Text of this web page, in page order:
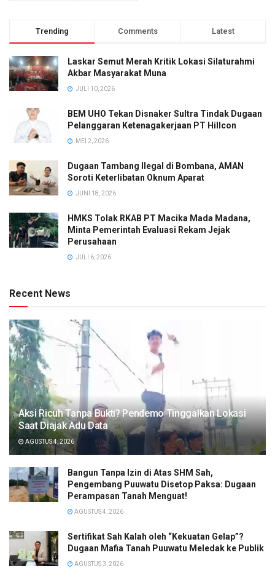
Trending Comments Latest
Laskar Semut Merah Kritik Lokasi Silaturahmi
Akbar Masyarakat Muna
JULI 10, 2026
BEM UHO Tekan Disnaker Sultra Tindak Dugaan
Pelanggaran Ketenagakerjaan PT Hillcon
MEI 2, 2026
Dugaan Tambang Ilegal di Bombana, AMAN
Soroti Keterlibatan Oknum Aparat
JUNI 18, 2026
HMKS Tolak RKAB PT Macika Mada Madana,
Minta Pemerintah Evaluasi Rekam Jejak
Perusahaan
JULI 6, 2026
Recent News
Aksi Ricuh Tanpa Bukti? Pendemo Tinggalkan Lokasi
Saat Diajak Adu Data
AGUSTUS 4, 2026
Bangun Tanpa Izin di Atas SHM Sah,
Pengembang Puuwatu Disetop Paksa: Dugaan
Perampasan Tanah Menguat!
AGUSTUS 4, 2026
Sertifikat Sah Kalah oleh “Kekuatan Gelap”?
Dugaan Mafia Tanah Puuwatu Meledak ke Publik
AGUSTUS 3, 2026